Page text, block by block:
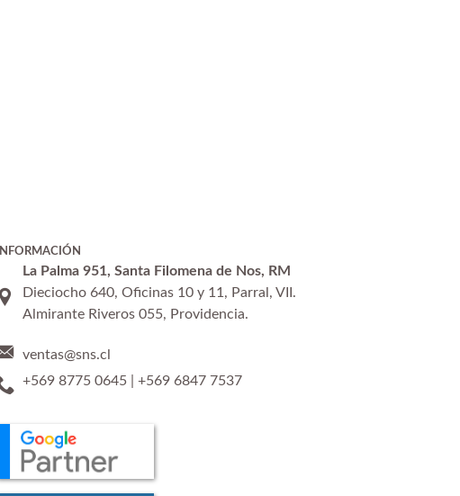
INFORMACIÓN
La Palma 951, Santa Filomena de Nos, RM
Dieciocho 640, Oficinas 10 y 11, Parral, VII.
Almirante Riveros 055, Providencia.
ventas@sns.cl
+569 8775 0645 |+569 6847 7537